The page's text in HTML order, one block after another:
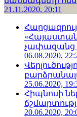
21.11.2020, 20:11
չափազանց
06.08.2020,
25.06.2020,
Հիպնոսի
20.06.2020,